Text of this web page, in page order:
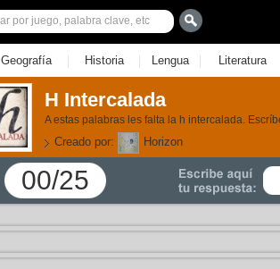
Geografía | Historia | Lengua | Literatura
H Intercalada
A estas palabras les falta la h intercalada.
Creado por: Horizon
00/25